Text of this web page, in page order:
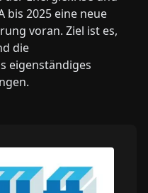
bis 2025 eine neue
voran. Ziel ist es,
die
eigenständiges